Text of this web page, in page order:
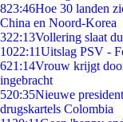
823:46Hoe 30 landen
China en Noord-Korea
322:13Vollering slaat
1022:11Uitslag PSV -
621:14Vrouw krijgt
ingebracht
520:35Nieuwe
drugskartels Colombia